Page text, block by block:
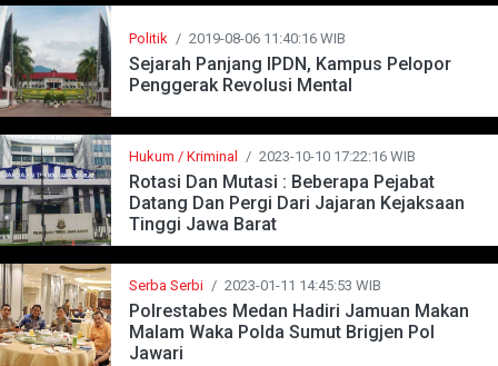
Politik / 2019-08-06 11:40:16 WIB
Sejarah Panjang IPDN, Kampus Pelopor
Penggerak Revolusi Mental
Hukum / Kriminal / 2023-10-10 17:22:16 WIB
Rotasi Dan Mutasi : Beberapa Pejabat
Datang Dan Pergi Dari Jajaran Kejaksaan
Tinggi Jawa Barat
Serba Serbi / 2023-01-11 14:45:53 WIB
Polrestabes Medan Hadiri Jamuan Makan
Malam Waka Polda Sumut Brigjen Pol
Jawari